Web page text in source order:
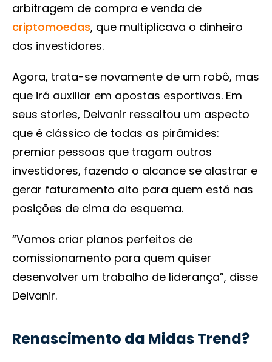
arbitragem de compra e venda de
criptomoedas, que multiplicava o dinheiro
dos investidores.
Agora, trata-se novamente de um robô, mas
que irá auxiliar em apostas esportivas. Em
seus stories, Deivanir ressaltou um aspecto
que é clássico de todas as pirâmides:
premiar pessoas que tragam outros
investidores, fazendo o alcance se alastrar e
gerar faturamento alto para quem está nas
posições de cima do esquema.
“Vamos criar planos perfeitos de
comissionamento para quem quiser
desenvolver um trabalho de liderança”, disse
Deivanir.
Renascimento da Midas Trend?